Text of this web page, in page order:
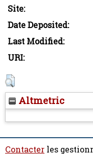
Site:
Date Deposited:
Last Modified:
URI:
Altmetric
Contacter les